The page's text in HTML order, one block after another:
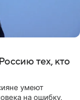
тех, кто
умеют
на ошибку,